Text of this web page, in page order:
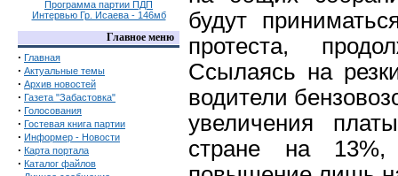
Программа партии ПДП
Интервью Гр. Исаева - 146мб
Главное меню
· Главная
· Актуальные темы
· Архив новостей
· Газета "Забастовка"
· Голосования
· Гостевая книга партии
· Информер - Новости
· Карта портала
· Каталог файлов
будут
протеста,
Ссылаясь на
водители
увеличения
стране на